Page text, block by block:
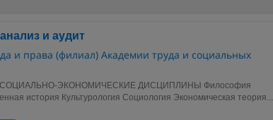
и аудит
и права (филиал) Академии труда и социальных
ЭКОНОМИЧЕСКИЕ ДИСЦИПЛИНЫ Философия
история Культурология Социология Экономическая теория...